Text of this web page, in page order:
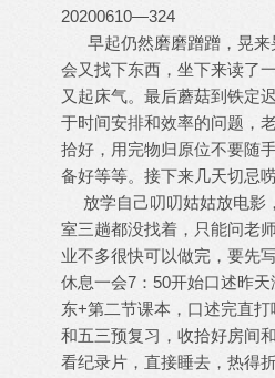
20200610—324
早起仍然磨磨蹭蹭，晃来
会又找下东西，坐下来读了
又起床气。最后蘑菇到铁定
于时间安排和效率的问题，
拾好，用完物归原位不要随
备好等等。接下来几天切忌
放学自己叨叨姑姑放电影
室三趟都没找着，只能问老
业不多很快可以做完，要先
休息一会7：50开始口述昨
东+第二节课本，口述完直
和五三预复习，收拾好房间
看纪录片，直接睡去，热得